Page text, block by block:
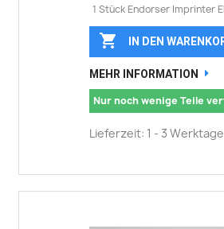
1 Stück Endorser Imprinter
 IN DEN
MEHR INFORMATION
Nur noch wenige Teile
Lieferzeit: 1 - 3 Werktage